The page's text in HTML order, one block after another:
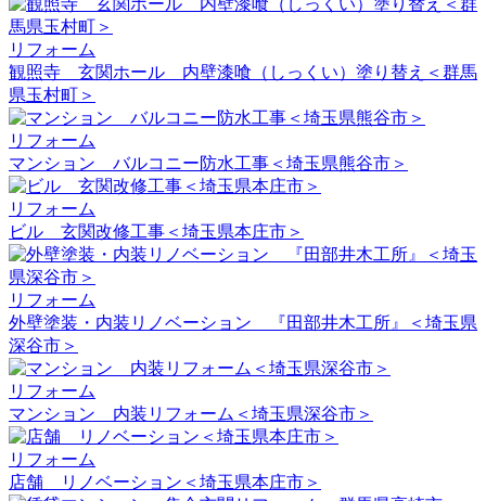
リフォーム
観照寺 玄関ホール 内壁漆喰（しっくい）塗り替え＜群馬
県玉村町＞
リフォーム
マンション バルコニー防水工事＜埼玉県熊谷市＞
リフォーム
ビル 玄関改修工事＜埼玉県本庄市＞
リフォーム
外壁塗装・内装リノベーション 『田部井木工所』＜埼玉県
深谷市＞
リフォーム
マンション 内装リフォーム＜埼玉県深谷市＞
リフォーム
店舗 リノベーション＜埼玉県本庄市＞